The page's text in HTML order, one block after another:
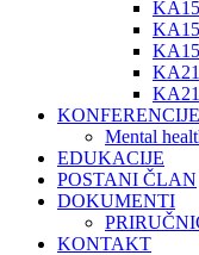
KONFERENCIJE
Mental
EDUKACIJE
POSTANI ČLAN
DOKUMENTI
KONTAKT